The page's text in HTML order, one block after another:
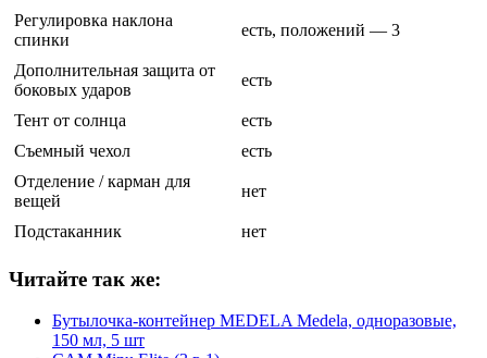
Регулировка наклона
спинки
есть, положений — 3
Дополнительная защита от
боковых ударов
есть
Тент от солнца
есть
Съемный чехол
есть
Отделение / карман для
вещей
нет
Подстаканник нет
Читайте так же:
Бутылочка-контейнер MEDELA Medela, одноразовые,
150 мл, 5 шт